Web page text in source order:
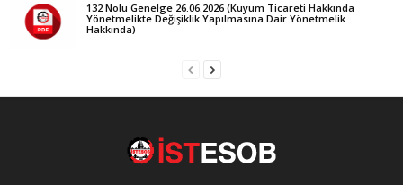
132 Nolu Genelge 26.06.2026 (Kuyum Ticareti Hakkında
Yönetmelikte Değişiklik Yapılmasına Dair Yönetmelik
Hakkında)